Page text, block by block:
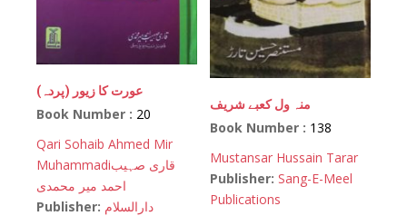
(عورت کا زیور (پردہ
Book Number : 20
Qari Sohaib Ahmed Mir
Muhammadiقاری صہیب
احمد میر محمدی
Publisher: دارالسلام
منہ ول کعبے شریف
Book Number : 138
Mustansar Hussain Tarar
Publisher: Sang-E-Meel
Publications